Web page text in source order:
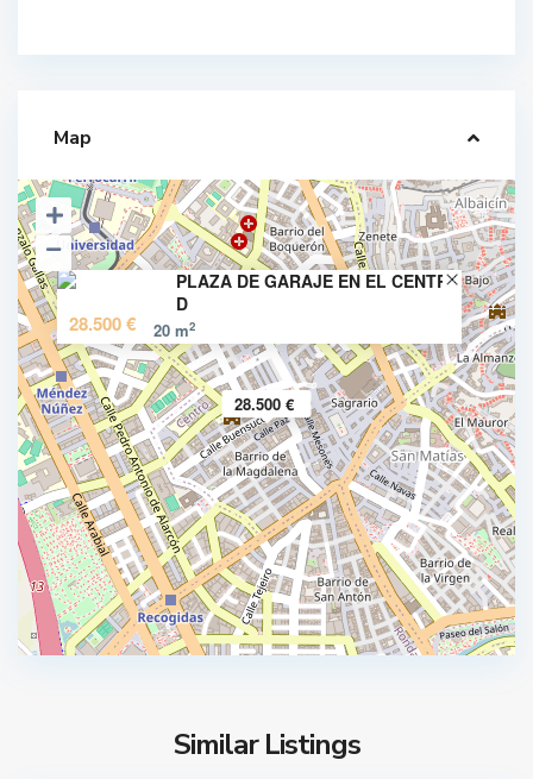
Map
28.500 €
PLAZA DE GARAJE EN EL CENTRO
D
28.500 € 20 m2
Similar Listings
A
l
m
i
n
a
r
e
s
,
G
C
a
m